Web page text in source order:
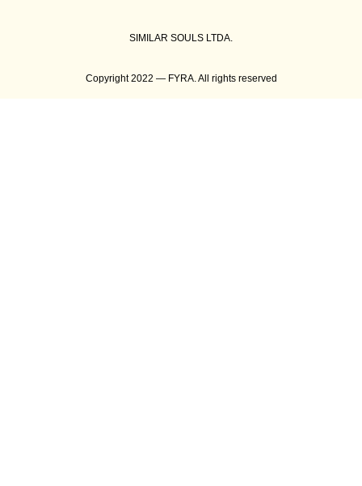
SIMILAR SOULS LTDA.
Copyright 2022 — FYRA. All rights reserved